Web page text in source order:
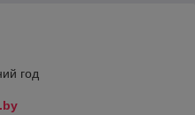
год